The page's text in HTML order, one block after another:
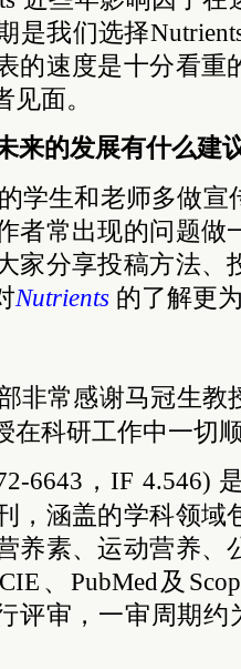
是我们选择
的速度是十分看重
面。
来的发展有什么建
学生和老师多做宣
者常出现的问题做
家分享投稿方法、
Nutrients 的了解更
非常感谢马冠生教
在科研工作中一切
6643，IF 4.546)
，涵盖的学科领域
养素、运动营养、
、PubMed及
评审，一审周期约